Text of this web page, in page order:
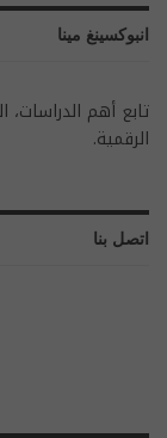
انبوكسينغ مينا
تابع أهم الدراسات،
الرقمية.
اتصل بنا